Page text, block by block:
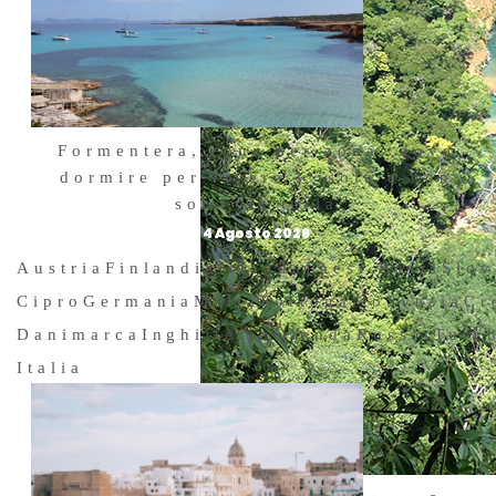
Formentera, zona per zona: dove
dormire per vivere l’isola e non
solo visitarla
4 Agosto 2026
Austria FinlandiaIrlandaPaesi Bassi
Cipro GermaniaMaltaPortogalloSvezia
Danimarca InghilterraOlandaRussia
Italia